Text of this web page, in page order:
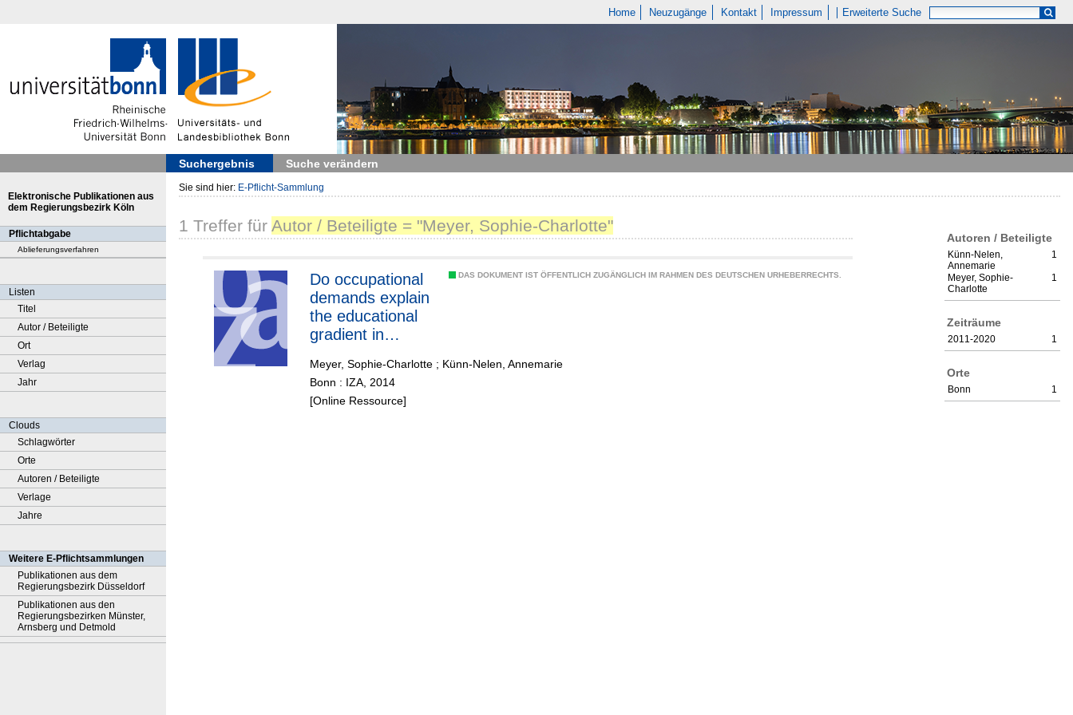
Home Neuzugänge Kontakt Impressum Erweiterte Suche
Suchergebnis Suche verändern
Elektronische Publikationen aus
dem Regierungsbezirk Köln
Pflichtabgabe
Ablieferungsverfahren
Listen
Titel
Autor / Beteiligte
Ort
Verlag
Jahr
Clouds
Schlagwörter
Orte
Autoren / Beteiligte
Verlage
Jahre
Weitere E-Pflichtsammlungen
Publikationen aus dem
Regierungsbezirk Düsseldorf
Publikationen aus den
Regierungsbezirken Münster,
Arnsberg und Detmold
Sie sind hier: E-Pflicht-Sammlung
Autoren / Beteiligte
1
Künn-Nelen,
Annemarie
1
Meyer, Sophie-
Charlotte
Zeiträume
1
2011-2020
Orte
1
Bonn
1 Treffer für Autor / Beteiligte = "Meyer, Sophie-Charlotte"
DAS DOKUMENT IST ÖFFENTLICH ZUGÄNGLICH IM RAHMEN DES DEUTSCHEN URHEBERRECHTS.
Do occupational
demands explain
the educational
gradient in
Meyer, Sophie-Charlotte ; Künn-Nelen, Annemarie
Bonn : IZA, 2014
[Online Ressource]